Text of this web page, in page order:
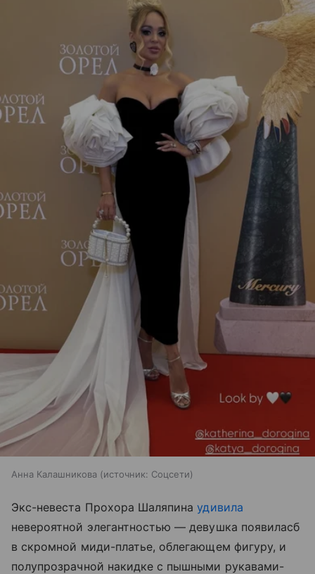
Анна Калашникова источник: Соцсети
Экс-невеста Прохора Шаляпинаудивила
невероятной элегантностью — девушка появиласб
в скромной миди-платье, облегающем фигуру, и
полупрозрачной накидке с пышными рукавами-